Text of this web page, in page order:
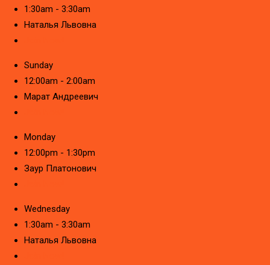
1:30am - 3:30am
Наталья Львовна
Sunday
12:00am - 2:00am
Марат Андреевич
Monday
12:00pm - 1:30pm
Заур Платонович
Wednesday
1:30am - 3:30am
Наталья Львовна